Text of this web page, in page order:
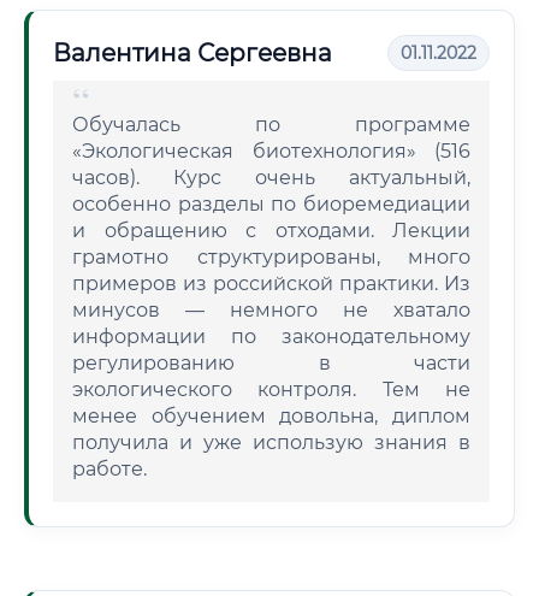
Валентина Сергеевна 01.11.2022
Обучалась по программе
«Экологическая биотехнология» (516
часов). Курс очень актуальный,
особенно разделы по биоремедиации
и обращению с отходами. Лекции
грамотно структурированы, много
примеров из российской практики. Из
минусов — немного не хватало
информации по законодательному
регулированию в части
экологического контроля. Тем не
менее обучением довольна, диплом
получила и уже использую знания в
работе.